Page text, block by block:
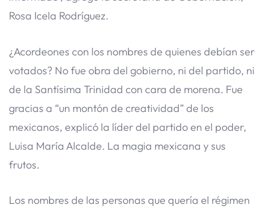
Rosa Icela Rodríguez.
¿Acordeones con los nombres de quienes debían ser
votados? No fue obra del gobierno, ni del partido, ni
de la Santísima Trinidad con cara de morena. Fue
gracias a “un montón de creatividad” de los
mexicanos, explicó la líder del partido en el poder,
Luisa María Alcalde. La magia mexicana y sus
frutos.
Los nombres de las personas que quería el régimen